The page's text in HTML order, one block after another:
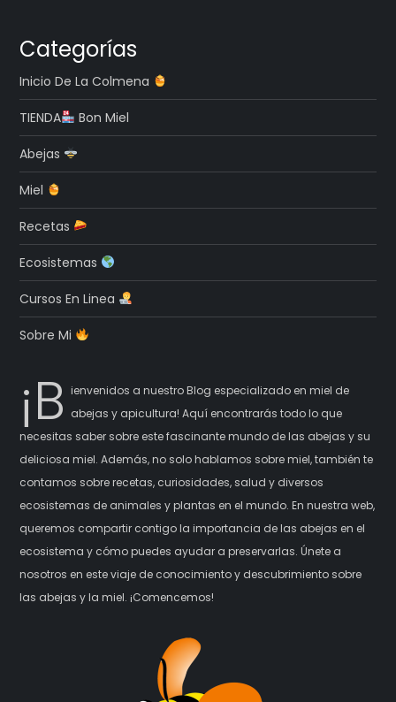
Categorías
Inicio De La Colmena
TIENDA Bon Miel
Abejas
Miel
Recetas
Ecosistemas
Cursos En Linea
Sobre Mi
¡B ienvenidos a nuestro Blog especializado en miel de
abejas y apicultura! Aquí encontrarás todo lo que
necesitas saber sobre este fascinante mundo de las abejas y su
deliciosa miel. Además, no solo hablamos sobre miel, también te
contamos sobre recetas, curiosidades, salud y diversos
ecosistemas de animales y plantas en el mundo. En nuestra web,
queremos compartir contigo la importancia de las abejas en el
ecosistema y cómo puedes ayudar a preservarlas. Únete a
nosotros en este viaje de conocimiento y descubrimiento sobre
las abejas y la miel. ¡Comencemos!